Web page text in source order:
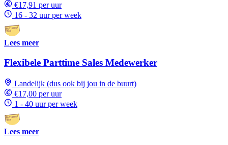
€17,91 per uur
16 - 32 uur per week
Lees meer
Flexibele Parttime Sales Medewerker
Landelijk (dus ook bij jou in de buurt)
€17,00 per uur
1 - 40 uur per week
Lees meer